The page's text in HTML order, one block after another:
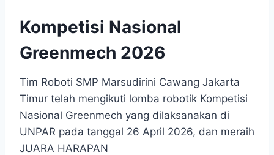
Kompetisi Nasional
Greenmech 2026
Tim Roboti SMP Marsudirini Cawang Jakarta
Timur telah mengikuti lomba robotik Kompetisi
Nasional Greenmech yang dilaksanakan di
UNPAR pada tanggal 26 April 2026, dan meraih
JUARA HARAPAN